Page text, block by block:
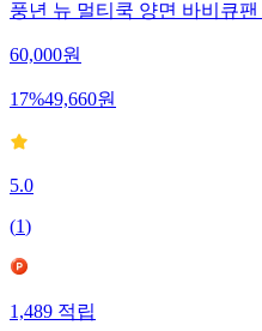
풍년 뉴 멀티쿡 양면 바비큐
60,000원
17%49,660원
5.0
(1)
1,489적립